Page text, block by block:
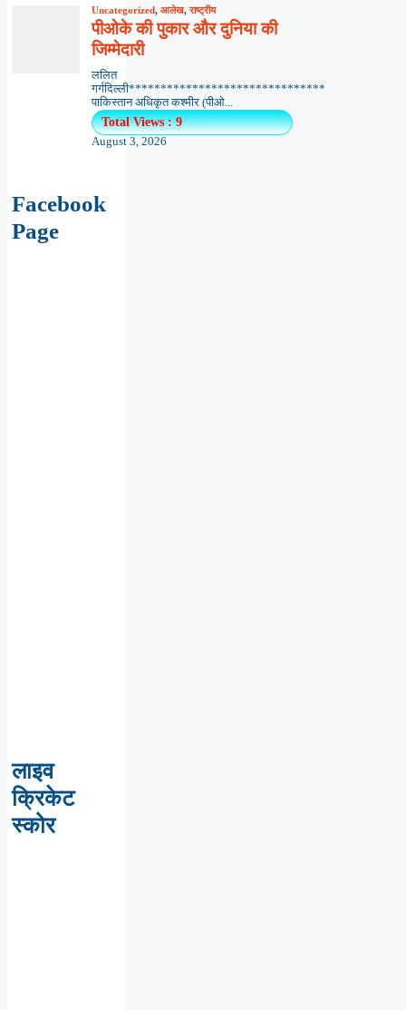
Uncategorized, आलेख,राष्ट्रीय
पीओके की पुकार और दुनिया की
जिम्मेदारी
ललित
गर्गदिल्ली*******************************
पाकिस्तान अधिकृत कश्मीर (पीओ...
Total Views : 9
August 3, 2026
Facebook
Page
लाइव
क्रिकेट
स्कोर